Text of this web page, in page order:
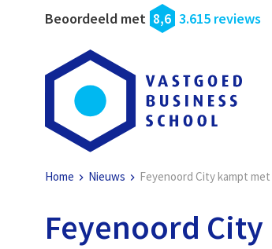
Beoordeeld met 8,6 3.615 reviews
Home Nieuws Feyenoord City kampt
Feyenoord